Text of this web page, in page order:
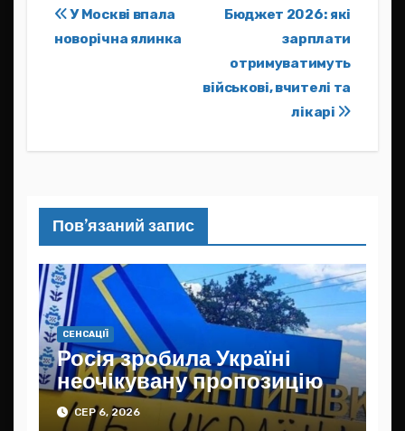
Навігація
записів
Бюджет 2026: які
зарплати
отримуватимуть
військові, вчителі та
лікарі
У Москві впала
новорічна ялинка
Пов’язаний запис
СЕНСАЦІЇ
Росія зробила Україні
неочікувану пропозицію
СЕР 6, 2026